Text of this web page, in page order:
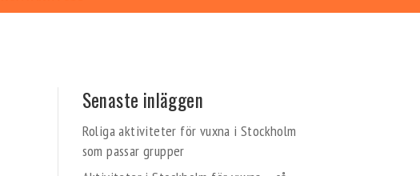
Senaste inläggen
Roliga aktiviteter för vuxna i Stockholm
som passar grupper